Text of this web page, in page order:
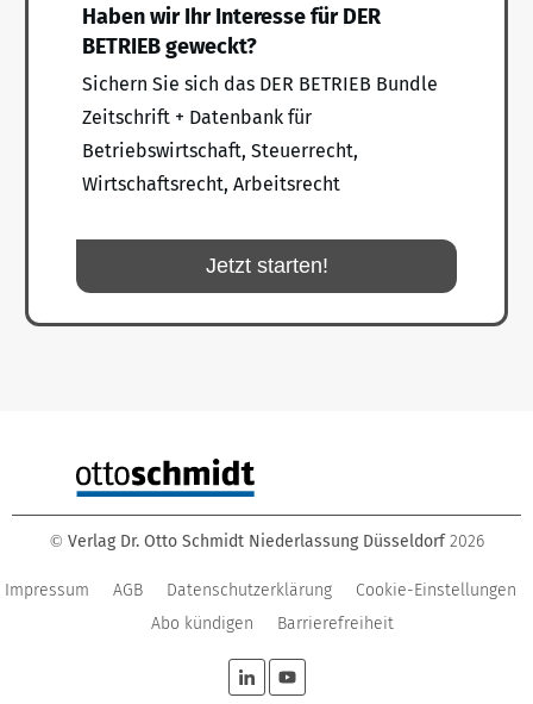
Haben wir Ihr Interesse für DER
BETRIEB geweckt?
Sichern Sie sich das DER BETRIEB Bundle
Zeitschrift + Datenbank für
Betriebswirtschaft, Steuerrecht,
Wirtschaftsrecht, Arbeitsrecht
Jetzt starten!
© Verlag Dr. Otto Schmidt Niederlassung Düsseldorf 2026
Impressum AGB Datenschutzerklärung
Cookie-Einstellungen
Abo kündigen
Barrierefreiheit